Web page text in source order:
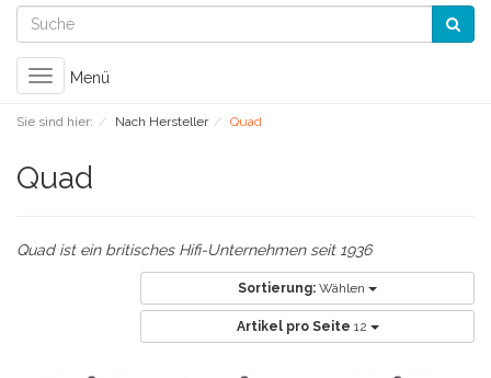
Toggle
navigation
Menü
Sie sind hier: Nach Hersteller Quad
Quad
Quad ist ein britisches Hifi-Unternehmen seit 1936
Sortierung: Wählen
Artikel pro Seite 12